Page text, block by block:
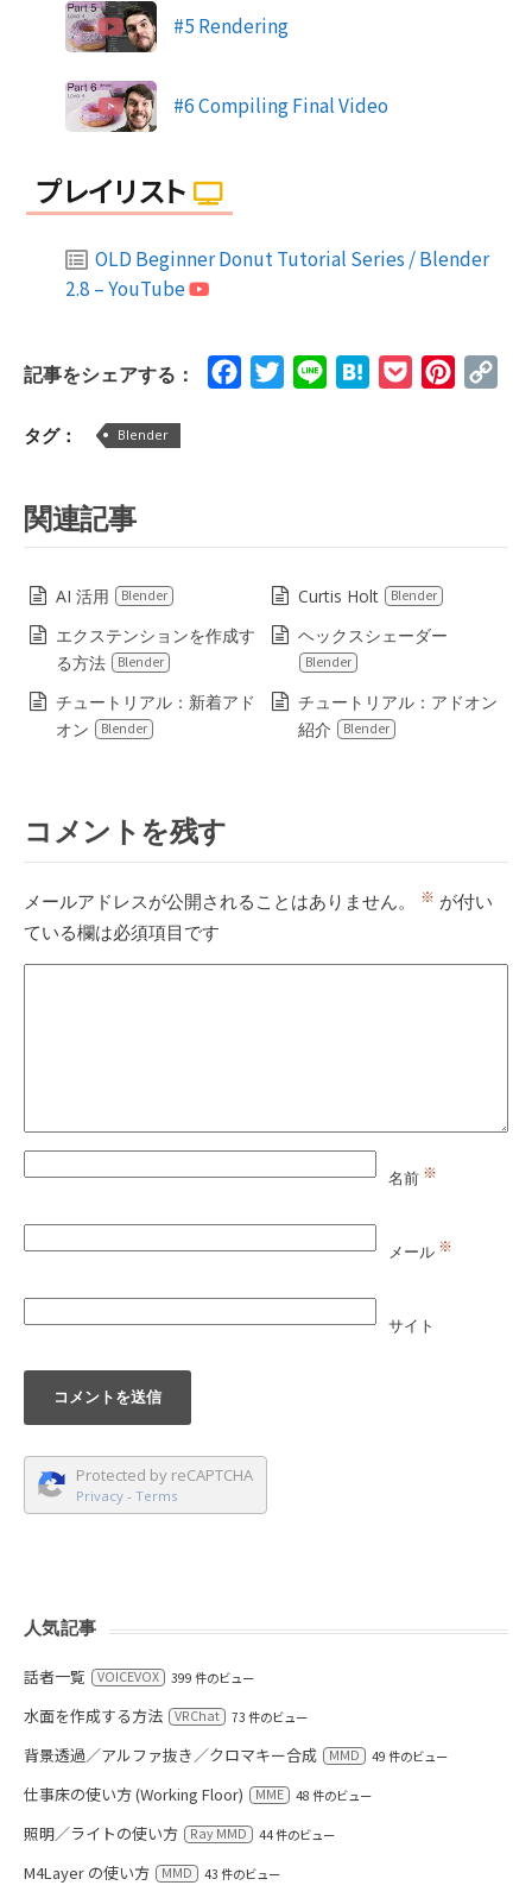
#5 Rendering
#6 Compiling Final Video
プレイリスト
OLD Beginner Donut Tutorial Series / Blender
2.8 – YouTube
記事をシェアする： FacebookTwitterLine HatenaPocket
タグ： Blender
関連記事
AI 活用 Blender Curtis Holt Blender
エクステンションを作成す
る方法
Blender
ヘックスシェーダー
Blender
チュートリアル：新着アド
オン
Blender
チュートリアル：アドオン
紹介
Blender
コメントを残す
メールアドレスが公開されることはありません。 ※ が付い
ている欄は必須項目です
名前 ※
メール ※
サイト
Protected by reCAPTCHA
Privacy - Terms
人気記事
話者一覧 VOICEVOX 399 件のビュー
水面を作成する方法 VRChat 73 件のビュー
背景透過／アルファ抜き／クロマキー合成 MMD 49 件のビュー
仕事床の使い方 (Working Floor) MME 48 件のビュー
照明／ライトの使い方 Ray MMD 44 件のビュー
M4Layer の使い方 MMD 43 件のビュー